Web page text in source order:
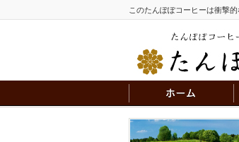
このたんぽぽコーヒーは衝撃